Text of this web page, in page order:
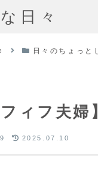
日々
日々のちょっと
フィフ夫
2025.07.10